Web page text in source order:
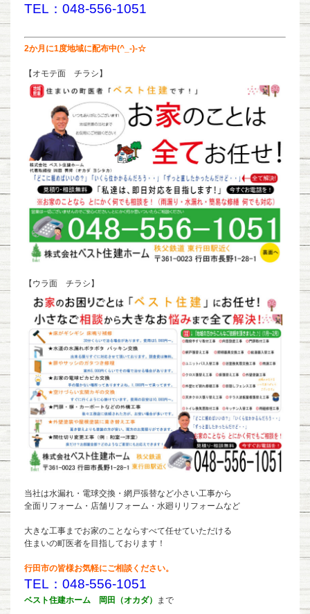
TEL：048-556-1051
2か月に1度地域に配布中(^_-)-☆
【オモテ面 チラシ】
【ウラ面 チラシ】
当社は水漏れ・電球交換・網戸張替など小さい工事から
全面リフォーム・店舗リフォーム・水廻りリフォームなど
大きな工事までお家のことならすべて任せていただける
住まいの町医者を目指しております！
行田市の皆様お気軽にご相談ください。
TEL：048-556-1051
ベスト住建ホーム 岡田（オカダ） まで